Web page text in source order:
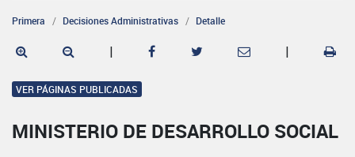
Primera Decisiones Administrativas Detalle
| |
VER PÁGINAS PUBLICADAS
MINISTERIO DE DESARROLLO SOCIAL